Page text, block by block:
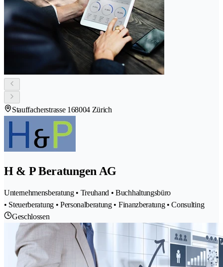
Stauffacherstrasse 168004 Zürich
H & P Beratungen AG
Unternehmensberatung • Treuhand • Buchhaltungsbüro
• Steuerberatung • Personalberatung • Finanzberatung • Consulting
Geschlossen